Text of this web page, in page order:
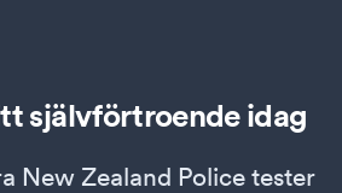
självförtroende idag
New Zealand Police tester